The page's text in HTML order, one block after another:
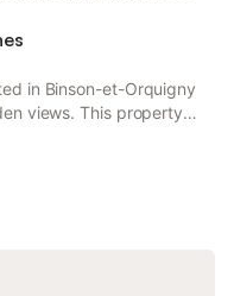
in Binson-et-Orquigny
views. This property
parking. It is possible
property grounds.